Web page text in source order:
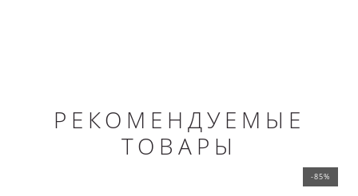
РЕКОМЕНДУЕМЫЕ
ТОВАРЫ
-85%